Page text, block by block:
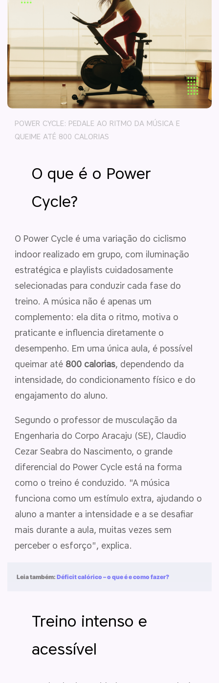
POWER CYCLE: PEDALE AO RITMO DA MÚSICA E
QUEIME ATÉ 800 CALORIAS
O que é o Power
Cycle?
O Power Cycle é uma variação do ciclismo
indoor realizado em grupo, com iluminação
estratégica e playlists cuidadosamente
selecionadas para conduzir cada fase do
treino. A música não é apenas um
complemento: ela dita o ritmo, motiva o
praticante e influencia diretamente o
desempenho. Em uma única aula, é possível
queimar até 800 calorias, dependendo da
intensidade, do condicionamento físico e do
engajamento do aluno.
Segundo o professor de musculação da
Engenharia do Corpo Aracaju (SE), Claudio
Cezar Seabra do Nascimento, o grande
diferencial do Power Cycle está na forma
como o treino é conduzido. "A música
funciona como um estímulo extra, ajudando o
aluno a manter a intensidade e a se desafiar
mais durante a aula, muitas vezes sem
perceber o esforço", explica.
Leia também: Déficit calórico – o que é e como fazer?
Treino intenso e
acessível